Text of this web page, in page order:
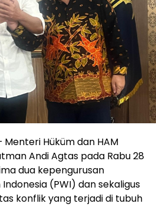
Menteri Hüküm dan HAM
Andi Agtas pada Rabu 28
dua kepengurusan
(PWI) dan sekaligus
konflik yang terjadi di tubuh